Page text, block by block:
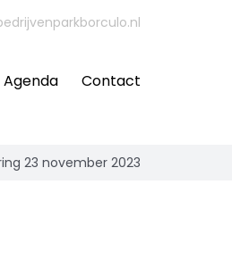
Agenda Contact
23 november 2023